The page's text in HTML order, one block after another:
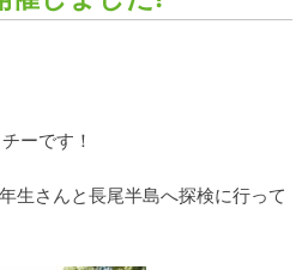
ーです！
年生さんと長尾半島へ探検に行って